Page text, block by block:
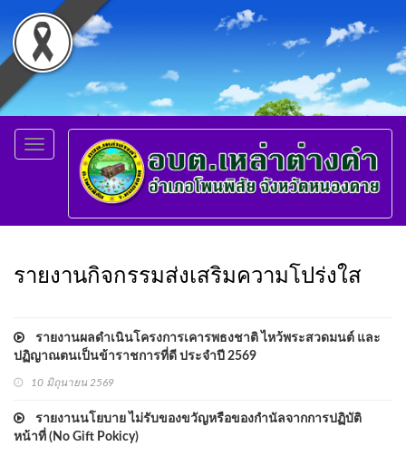
Toggle
navigation
รายงานกิจกรรมส่งเสริมความโปร่งใส
รายงานผลดำเนินโครงการเคารพธงชาติ ไหว้พระสวดมนต์ และ
ปฏิญาณตนเป็นข้าราชการที่ดี ประจำปี 2569
10 มิถุนายน 2569
รายงานนโยบาย ไม่รับของขวัญหรือของกำนัลจากการปฏิบัติ
หน้าที่ (No Gift Pokicy)